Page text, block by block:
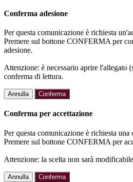
Conferma adesione
Per questa comunicazione è richiesta
Premere sul bottone CONFERMA per
adesione.
Attenzione: è necessario aprire l'allegato
conferma di lettura.
Annulla Conferma
Conferma per accettazione
Per questa comunicazione è richiesta una
Premere sul bottone CONFERMA per
Attenzione: la scelta non sarà
Annulla Conferma